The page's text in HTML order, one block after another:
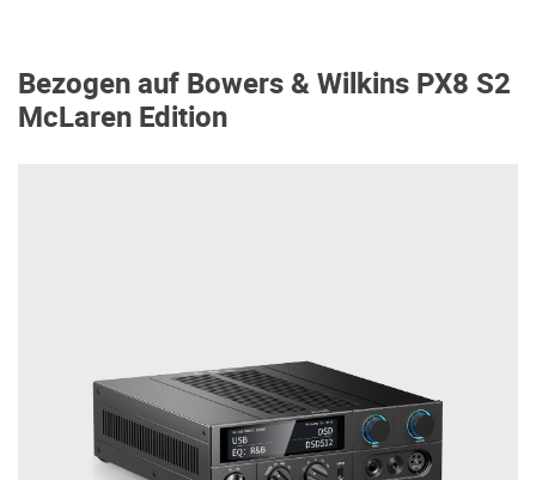
Bezogen auf Bowers & Wilkins PX8 S2
McLaren Edition